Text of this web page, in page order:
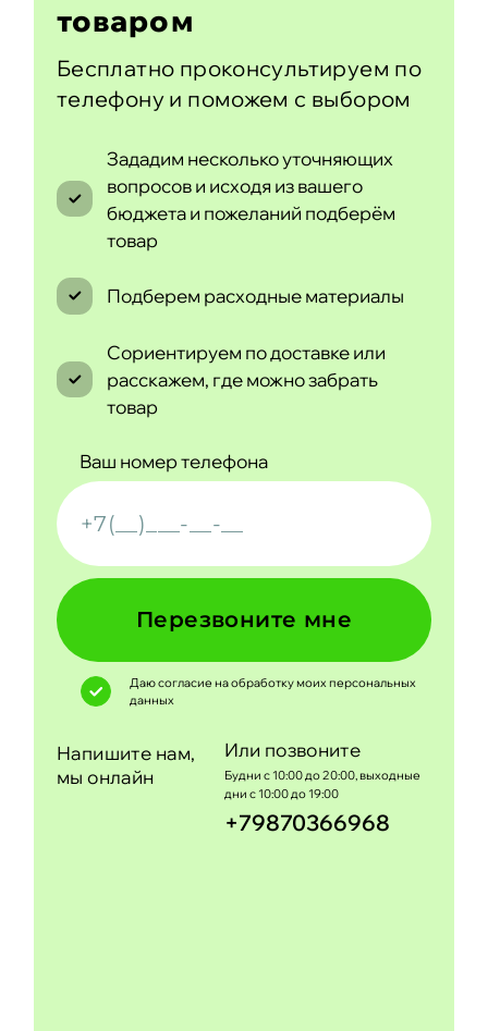
товаром
Бесплатно проконсультируем по
телефону и поможем с выбором
Зададим несколько уточняющих
вопросов и исходя из вашего
бюджета и пожеланий подберём
товар
Подберем расходные материалы
Сориентируем по доставке или
расскажем, где можно забрать
товар
Ваш номер телефона
Перезвоните мне
Даю согласие на обработку моихперсональных
данных
Напишите нам,
мы онлайн
Или позвоните
Будни с 10:00 до 20:00, выходные
дни с 10:00 до 19:00
+79870366968